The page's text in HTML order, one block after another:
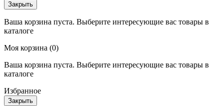
Закрыть
Ваша корзина пуста. Выберите интересующие вас товары в
каталоге
Моя корзина (0)
Ваша корзина пуста. Выберите интересующие вас товары в
каталоге
Избранное
Закрыть